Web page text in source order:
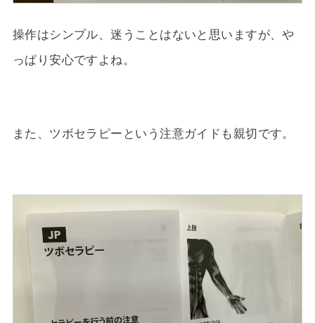
操作はシンプル、迷うことはないと思いますが、や
っぱり安心ですよね。
また、ツボセラピーという注意ガイドも親切です。